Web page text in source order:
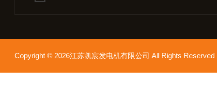
Copyright © 2026江苏凯宸发电机有限公司 All Rights